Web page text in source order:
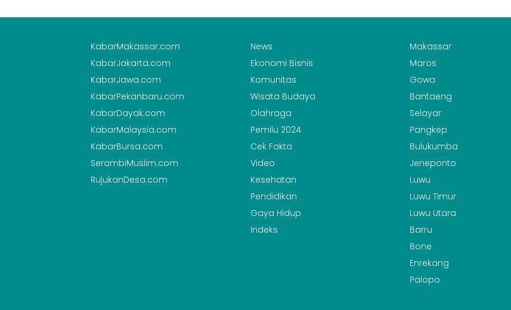
KabarMakassar.com
KabarJakarta.com
KabarJawa.com
KabarPekanbaru.com
KabarDayak.com
KabarMalaysia.com
KabarBursa.com
SerambiMuslim.com
RujukanDesa.com
News
Ekonomi Bisnis
Komunitas
Wisata Budaya
Olahraga
Pemilu 2024
Cek Fakta
Video
Kesehatan
Pendidikan
Gaya Hidup
Indeks
Makassar
Maros
Gowa
Bantaeng
Selayar
Pangkep
Bulukumba
Jeneponto
Luwu
Luwu Timur
Luwu Utara
Barru
Bone
Enrekang
Palopo